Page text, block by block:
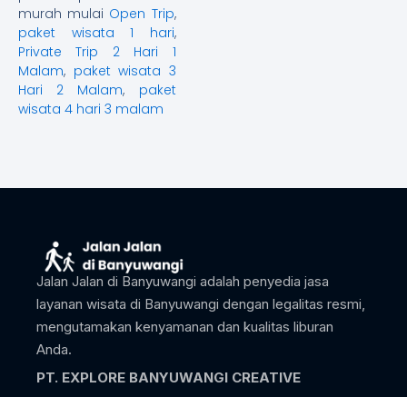
murah mulai Open Trip,
paket wisata 1 hari,
Private Trip 2 Hari 1
Malam, paket wisata 3
Hari 2 Malam, paket
wisata 4 hari 3 malam
Jalan Jalan di Banyuwangi adalah penyedia jasa
layanan wisata di Banyuwangi dengan legalitas resmi,
mengutamakan kenyamanan dan kualitas liburan
Anda.
PT. EXPLORE BANYUWANGI CREATIVE